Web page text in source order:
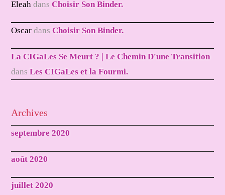
Eleah dansChoisir Son Binder.
Oscar dansChoisir Son Binder.
La CIGaLes Se Meurt ? | Le Chemin D'une Transition
dansLes CIGaLes et la Fourmi.
Archives
septembre 2020
août 2020
juillet 2020